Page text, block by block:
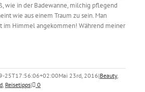
wie in der Badewanne, milchig pflegend
wie aus einem Traum zu sein. Man
im Himmel angekommen! Während meiner
25T17:56:06+02:00Mai 23rd, 2016|Beauty,
, Reisetipps|
0